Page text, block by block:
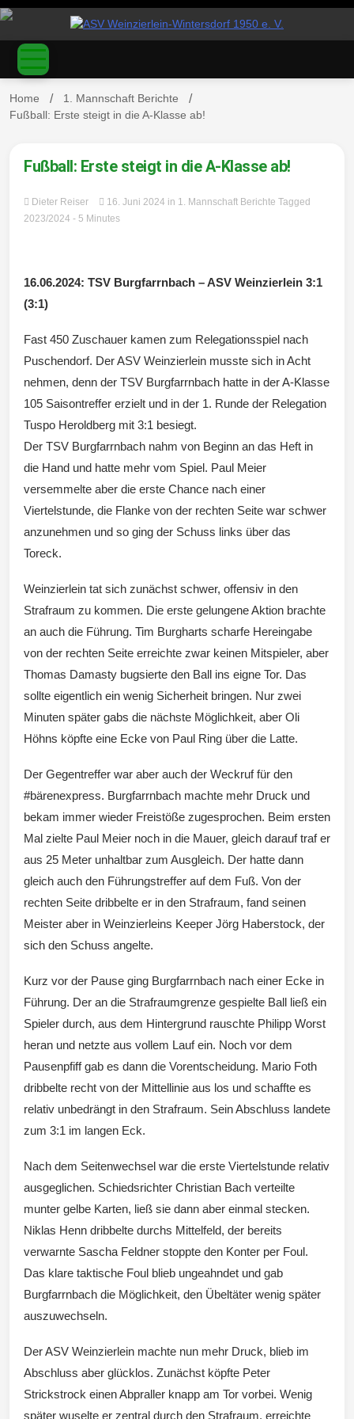
S
k
i
ASV
Weinzierl
ein-
Wintersd
orf 1950
e. V.
Home
1. Mannschaft Berichte
Fußball: Erste steigt in die A-Klasse ab!
Fußball: Erste steigt in die A-Klasse ab!
Dieter Reiser 16. Juni 2024 in 1. Mannschaft Berichte Tagged
2023/2024 - 5 Minutes
16.06.2024: TSV Burgfarrnbach – ASV Weinzierlein 3:1
(3:1)
Fast 450 Zuschauer kamen zum Relegationsspiel nach
Puschendorf. Der ASV Weinzierlein musste sich in Acht
nehmen, denn der TSV Burgfarrnbach hatte in der A-Klasse
105 Saisontreffer erzielt und in der 1. Runde der Relegation
Tuspo Heroldberg mit 3:1 besiegt.
Der TSV Burgfarrnbach nahm von Beginn an das Heft in
die Hand und hatte mehr vom Spiel. Paul Meier
versemmelte aber die erste Chance nach einer
Viertelstunde, die Flanke von der rechten Seite war schwer
anzunehmen und so ging der Schuss links über das
Toreck.
Weinzierlein tat sich zunächst schwer, offensiv in den
Strafraum zu kommen. Die erste gelungene Aktion brachte
an auch die Führung. Tim Burgharts scharfe Hereingabe
von der rechten Seite erreichte zwar keinen Mitspieler, aber
Thomas Damasty bugsierte den Ball ins eigne Tor. Das
sollte eigentlich ein wenig Sicherheit bringen. Nur zwei
Minuten später gabs die nächste Möglichkeit, aber Oli
Höhns köpfte eine Ecke von Paul Ring über die Latte.
Der Gegentreffer war aber auch der Weckruf für den
#bärenexpress. Burgfarrnbach machte mehr Druck und
bekam immer wieder Freistöße zugesprochen. Beim ersten
Mal zielte Paul Meier noch in die Mauer, gleich darauf traf er
aus 25 Meter unhaltbar zum Ausgleich. Der hatte dann
gleich auch den Führungstreffer auf dem Fuß. Von der
rechten Seite dribbelte er in den Strafraum, fand seinen
Meister aber in Weinzierleins Keeper Jörg Haberstock, der
sich den Schuss angelte.
Kurz vor der Pause ging Burgfarrnbach nach einer Ecke in
Führung. Der an die Strafraumgrenze gespielte Ball ließ ein
Spieler durch, aus dem Hintergrund rauschte Philipp Worst
heran und netzte aus vollem Lauf ein. Noch vor dem
Pausenpfiff gab es dann die Vorentscheidung. Mario Foth
dribbelte recht von der Mittellinie aus los und schaffte es
relativ unbedrängt in den Strafraum. Sein Abschluss landete
zum 3:1 im langen Eck.
Nach dem Seitenwechsel war die erste Viertelstunde relativ
ausgeglichen. Schiedsrichter Christian Bach verteilte
munter gelbe Karten, ließ sie dann aber einmal stecken.
Niklas Henn dribbelte durchs Mittelfeld, der bereits
verwarnte Sascha Feldner stoppte den Konter per Foul.
Das klare taktische Foul blieb ungeahndet und gab
Burgfarrnbach die Möglichkeit, den Übeltäter wenig später
auszuwechseln.
Der ASV Weinzierlein machte nun mehr Druck, blieb im
Abschluss aber glücklos. Zunächst köpfte Peter
Strickstrock einen Abpraller knapp am Tor vorbei. Wenig
später wuselte er zentral durch den Strafraum, erreichte